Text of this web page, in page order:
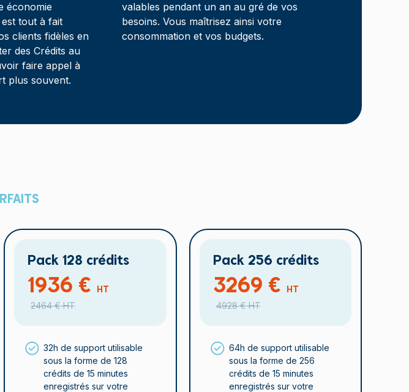
économie
tout à fait
clients fidèles en
des Crédits au
faire appel à
plus souvent.
valables pendant un an au gré de vos
besoins. Vous maîtrisez ainsi votre
consommation et vos budgets.
Pack 128 crédits
1936 € HT
2464 €HT
32h de support utilisable
sous la forme de 128
crédits de 15 minutes
enregistrés sur votre
Pack 256 crédits
3269 € HT
4928 €HT
64h de support utilisable
sous la forme de 256
crédits de 15 minutes
enregistrés sur votre